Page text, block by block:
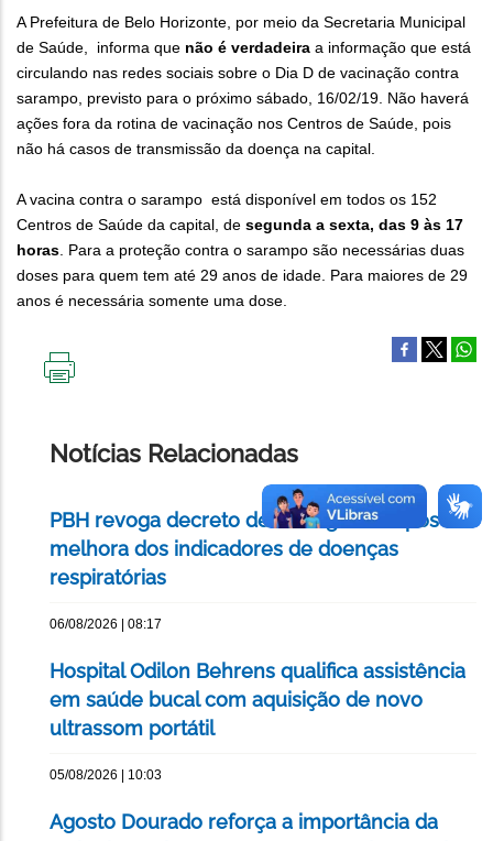
A Prefeitura de Belo Horizonte, por meio da Secretaria Municipal
de Saúde, informa que não é verdadeira a informação que está
circulando nas redes sociais sobre o Dia D de vacinação contra
sarampo, previsto para o próximo sábado, 16/02/19. Não haverá
ações fora da rotina de vacinação nos Centros de Saúde, pois
não há casos de transmissão da doença na capital.
A vacina contra o sarampo está disponível em todos os 152
Centros de Saúde da capital, de segunda a sexta, das 9 às 17
horas. Para a proteção contra o sarampo são necessárias duas
doses para quem tem até 29 anos de idade. Para maiores de 29
anos é necessária somente uma dose.
Notícias Relacionadas
PBH revoga decreto de emergência após
melhora dos indicadores de doenças
respiratórias
06/08/2026 | 08:17
Hospital Odilon Behrens qualifica assistência
em saúde bucal com aquisição de novo
ultrassom portátil
05/08/2026 | 10:03
Agosto Dourado reforça a importância da